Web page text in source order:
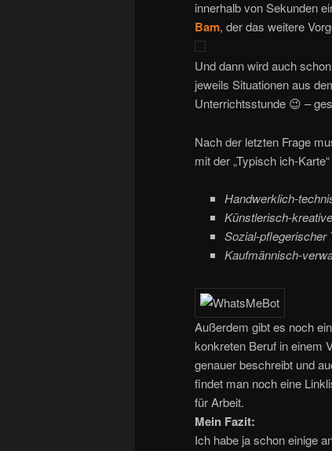
innerhalb von Sekunden
Bam, der das weitere
Und dann wird auch
jeweils Situationen aus
Unterrichtsstunde 😉 –
Nach der letzten Frage
mit der „Typisch ich-
Handwerklich-
Künstlerisch-
Sozial-pflegerischer
Kaufmännisch-
Außerdem gibt es noch
konkreten Beruf in einem
genauer beschreibt und
findet man noch eine
für Arbeit.
Mein Fazit:
Ich habe ja schon einige